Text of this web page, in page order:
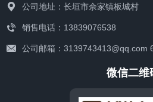
公司地址：长垣市佘家镇板城村
销售电话：13839076538
公司邮箱：3139743413@qq.com
微信二维